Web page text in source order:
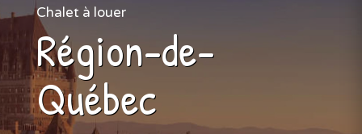
Chalet à louer
Région-de-
Québec